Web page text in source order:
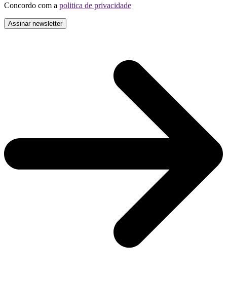
Concordo com a politica de privacidade